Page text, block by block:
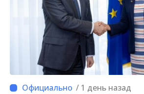
/ 1 день назад